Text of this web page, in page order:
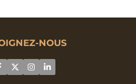
NOUS